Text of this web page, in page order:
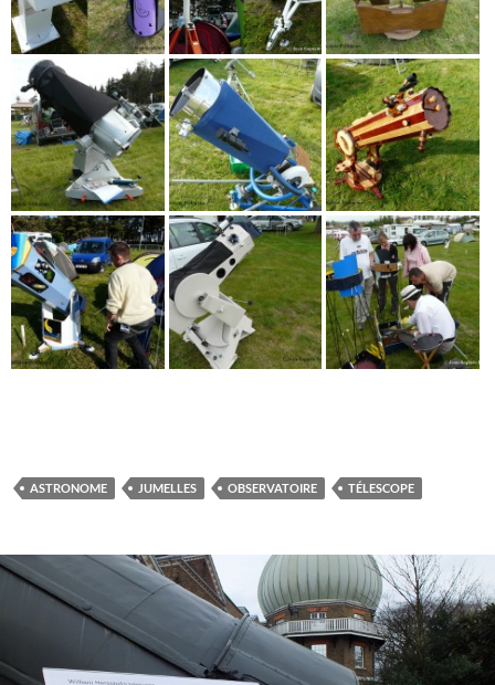
ASTRONOME JUMELLES OBSERVATOIRE TÉLESCOPE